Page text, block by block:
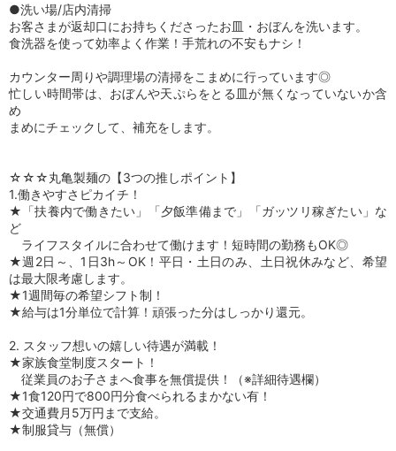
●洗い場/店内清掃
お客さまが返却口にお持ちくださったお皿・おぼんを洗います。
食洗器を使って効率よく作業！手荒れの不安もナシ！
カウンター周りや調理場の清掃をこまめに行っています◎
忙しい時間帯は、おぼんや天ぷらをとる皿が無くなっていないか含
め
まめにチェックして、補充をします。
☆☆☆丸亀製麺の【3つの推しポイント】
1.働きやすさピカイチ！
★「扶養内で働きたい」「夕飯準備まで」「ガッツリ稼ぎたい」な
ど
ライフスタイルに合わせて働けます！短時間の勤務もOK◎
★週2日～、1日3h～OK！平日・土日のみ、土日祝休みなど、希望
は最大限考慮します。
★1週間毎の希望シフト制！
★給与は1分単位で計算！頑張った分はしっかり還元。
2. スタッフ想いの嬉しい待遇が満載！
★家族食堂制度スタート！
従業員のお子さまへ食事を無償提供！（※詳細待遇欄）
★1食120円で800円分食べられるまかない有！
★交通費月5万円まで支給。
★制服貸与（無償）